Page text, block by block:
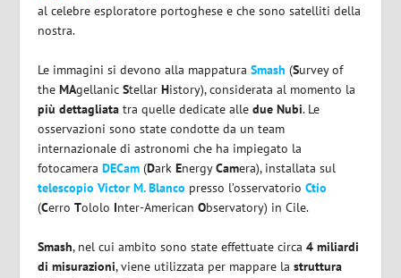
al celebre esploratore portoghese e che sono satelliti della
nostra.
Le immagini si devono alla mappaturaSmash (Survey of
theMAgellanic StellarHistory), considerata al momento la
più dettagliata tra quelle dedicate alledue Nubi. Le
osservazioni sono state condotte da un team
internazionale di astronomi che ha impiegato la
fotocameraDECam (DarkEnergyCamera), installata sul
telescopio Victor M. Blanco presso l’osservatorio Ctio
(CerroTololo Inter-AmericanObservatory) in Cile.
Smash, nel cui ambito sono state effettuate circa4 miliardi
di misurazioni, viene utilizzata per mappare lastruttura